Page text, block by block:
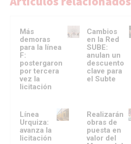
Más
demoras
para la línea
F:
postergaron
por tercera
vez la
licitación
Cambios
en la Red
SUBE:
anulan un
descuento
clave para
el Subte
Línea
Urquiza:
avanza la
licitación
Realizarán
obras de
puesta en
valor del